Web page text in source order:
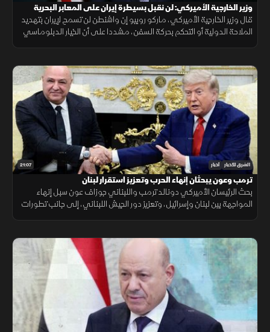
وزير الخارجية الأميركي: لن نقبل بسيطرة إيران على المعابر البحرية
قال وزير الخارجية الأميركي، ماركو روبيو إن واشنطن لن تسمح لإيران بتهديد
الملاحة الدولية أو التحكم بحركة السفن، مشددا على أن الخيار الدبلوماسي
21:07 الشرق للأخبار أخبار
ترمب وعون يبحثان إنهاء الحرب وتعزيز استقرار لبنان
بحث الرئيسان الأميركي دونالد ترمب واللبناني جوزاف عون سبل إنهاء
المواجهة بين لبنان وإسرائيل، وتعزيز دور الجيش اللبناني، إلى جانب تطورات